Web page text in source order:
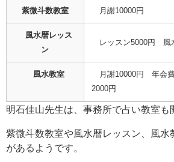
紫微斗数教室 月謝10000円
風水暦レッス
ン
レッスン5000円 風
風水教室
月謝10000円 年会
2000円
明石佳山先生は、事務所で占い教室も
紫微斗数教室や風水暦レッスン、風水
があるようです。